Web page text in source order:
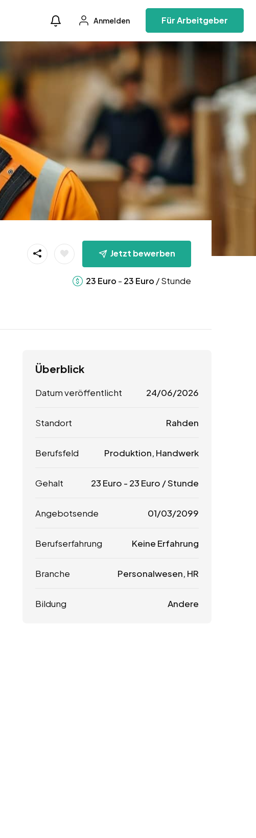
Anmelden Für Arbeitgeber
Jetzt bewerben
23 Euro - 23 Euro / Stunde
Überblick
Datum veröffentlicht 24/06/2026
Standort Rahden
Berufsfeld Produktion, Handwerk
Gehalt 23 Euro - 23 Euro / Stunde
Angebotsende 01/03/2099
Berufserfahrung Keine Erfahrung
Branche Personalwesen, HR
Bildung Andere